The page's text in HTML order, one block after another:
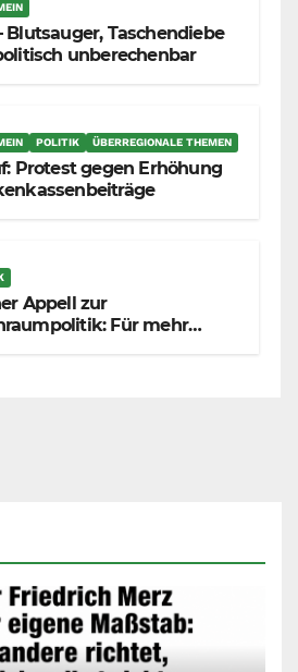
Blutsauger, Taschendiebe
unberechenbar
POLITIK ÜBERREGIONALE THEMEN
Protest gegen Erhöhung
Appell zur
Für mehr